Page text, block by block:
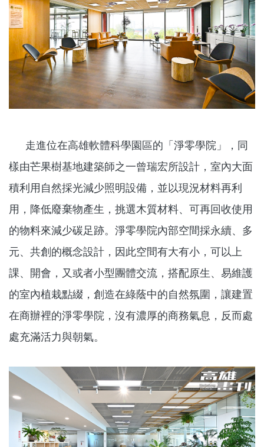
走進位在高雄軟體科學園區的「淨零學院」，同
樣由芒果樹基地建築師之一曾瑞宏所設計，室內大面
積利用自然採光減少照明設備，並以現況材料再利
用，降低廢棄物產生，挑選木質材料、可再回收使用
的物料來減少碳足跡。淨零學院內部空間採永續、多
元、共創的概念設計，因此空間有大有小，可以上
課、開會，又或者小型團體交流，搭配原生、易維護
的室內植栽點綴，創造在綠蔭中的自然氛圍，讓建置
在商辦裡的淨零學院，沒有濃厚的商務氣息，反而處
處充滿活力與朝氣。